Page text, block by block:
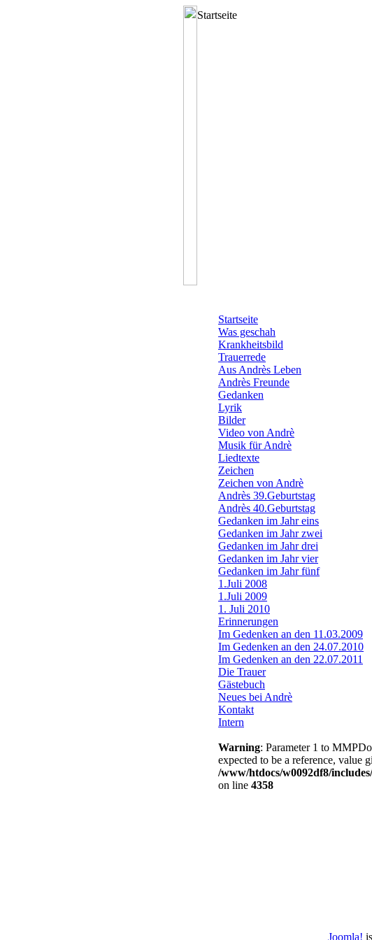
Startseite
Startseite
Was geschah
Krankheitsbild
Trauerrede
Aus Andrès Leben
Andrès Freunde
Gedanken
Lyrik
Bilder
Video von Andrè
Musik für Andrè
Liedtexte
Zeichen
Zeichen von Andrè
Andrès 39.Geburtstag
Andrès 40.Geburtstag
Gedanken im Jahr eins
Gedanken im Jahr zwei
Gedanken im Jahr drei
Gedanken im Jahr vier
Gedanken im Jahr fünf
1.Juli 2008
1.Juli 2009
1. Juli 2010
Erinnerungen
Im Gedenken an den 11.03.2009
Im Gedenken an den 24.07.2010
Im Gedenken an den 22.07.2011
Die Trauer
Gästebuch
Neues bei Andrè
Kontakt
Intern
Warning: Parameter 1 to
expected to be a reference, value
/www/htdocs/w0092df8/
on line 4358
Joomla!